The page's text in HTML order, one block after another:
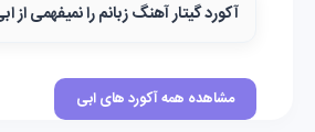
آکورد گیتار آهنگ زبانم را نمیفهمی از
مشاهده همه آکورد های ابی